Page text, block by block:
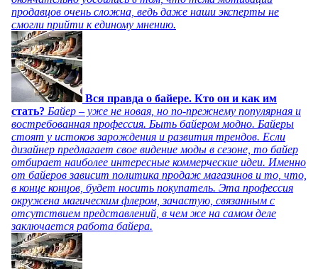
продавцов очень сложна, ведь даже наши эксперты не
смогли прийти к единому мнению.
Вся правда о байере. Кто он и как им
стать? Байер – уже не новая, но по-прежнему популярная и
востребованная профессия. Быть байером модно. Байеры
стоят у истоков зарождения и развития трендов. Если
дизайнер предлагает свое видение моды в сезоне, то байер
отбирает наиболее интересные коммерческие идеи. Именно
от байеров зависит политика продаж магазинов и то, что,
в конце концов, будет носить покупатель. Эта профессия
окружена магическим флером, зачастую, связанным с
отсутствием представлений, в чем же на самом деле
заключается работа байера.